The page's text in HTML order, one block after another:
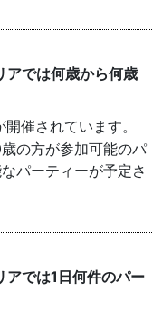
アでは何歳から何歳
催されています。
の方が参加可能のパ
パーティーが予定さ
アでは1日何件のパー